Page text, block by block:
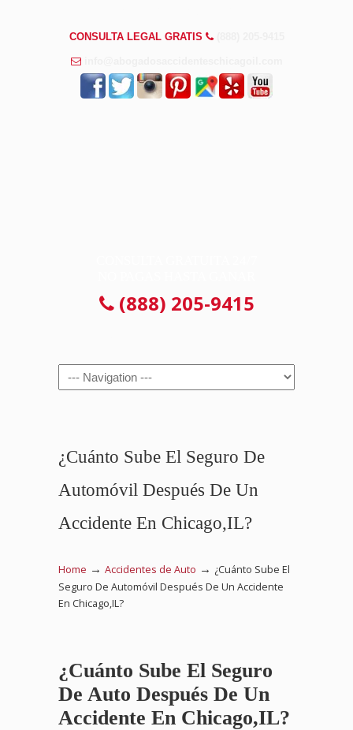
CONSULTA LEGAL GRATIS
(888) 205-9415
Navigation
¿Cuánto Sube El Seguro De
Automóvil Después De Un
Accidente En Chicago,IL?
Home → Accidentes de Auto → ¿Cuánto Sube El
Seguro De Automóvil Después De Un Accidente
En Chicago,IL?
¿Cuánto Sube El Seguro
De Auto Después De Un
Accidente En Chicago,IL?